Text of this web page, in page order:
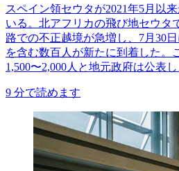
スペイン領セウタが2021年5月以
いる。北アフリカの飛び地セウタ
路での不正越境が急増し、7月30
を含む数百人が新たに到着した。
1,500〜2,000人と地元政府は公表
9 分で読めます